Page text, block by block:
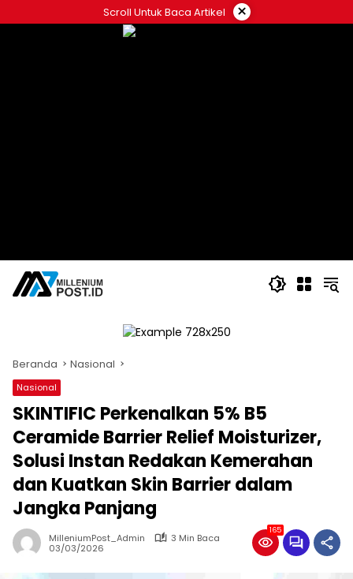
ke
Scroll Untuk Baca Artikel ×
Beranda Nasional
Nasional
SKINTIFIC Perkenalkan 5% B5
Ceramide Barrier Relief Moisturizer,
Solusi Instan Redakan Kemerahan
dan Kuatkan Skin Barrier dalam
Jangka Panjang
MilleniumPost_Admin
3 Min Baca
03/03/2026
165